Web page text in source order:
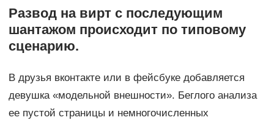
Развод на вирт с последующим
шантажом происходит по типовому
сценарию.
В друзья вконтакте или в фейсбуке добавляется
девушка «модельной внешности». Беглого анализа
ее пустой страницы и немногочисленных